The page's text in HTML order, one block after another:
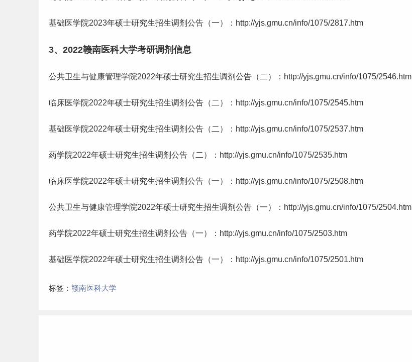
基础医学院2023年硕士研究生招生调剂公告（一）：http://yjs.gmu.cn/info/1075/2817.htm
3、2022赣南医科大学考研调剂信息
公共卫生与健康管理学院2022年硕士研究生招生调剂公告（二）：http://yjs.gmu.cn/info/1075/2546.htm
临床医学院2022年硕士研究生招生调剂公告（二）：http://yjs.gmu.cn/info/1075/2545.htm
基础医学院2022年硕士研究生招生调剂公告（二）：http://yjs.gmu.cn/info/1075/2537.htm
药学院2022年硕士研究生招生调剂公告（二）：http://yjs.gmu.cn/info/1075/2535.htm
临床医学院2022年硕士研究生招生调剂公告（一）：http://yjs.gmu.cn/info/1075/2508.htm
公共卫生与健康管理学院2022年硕士研究生招生调剂公告（一）：http://yjs.gmu.cn/info/1075/2504.htm
药学院2022年硕士研究生招生调剂公告（一）：http://yjs.gmu.cn/info/1075/2503.htm
基础医学院2022年硕士研究生招生调剂公告（一）：http://yjs.gmu.cn/info/1075/2501.htm
标签： 赣南医科大学